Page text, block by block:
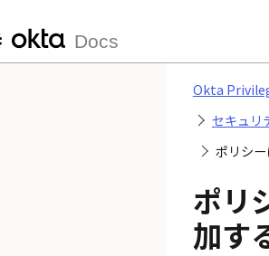
Docs
Okta
セキュリ
ポリシ
ポリ
加す